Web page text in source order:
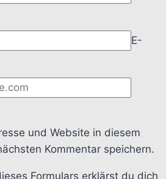
E-
und Website in diesem
Kommentar speichern.
Formulars erklärst du dich